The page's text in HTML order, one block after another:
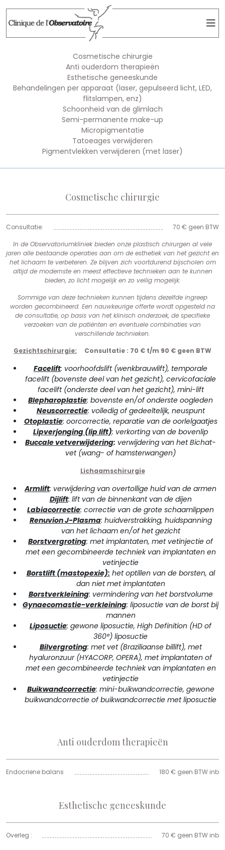
Cosmetische chirurgie
Anti ouderdom therapieën
Esthetische geneeskunde
Behandelingen per apparaat (laser, gepulseerd licht, LED,
flitslampen, enz)
Schoonheid van de glimlach
Semi-permanente make-up
Micropigmentatie
Tatoeages verwijderen
Pigmentvlekken verwijderen (met laser)
Cosmetische chirurgie
Consultatie:
70 € geen BTW
In de Observatoriumkliniek bieden onze plastisch chirurgen al vele
jaren alle bestaande operaties aan om de esthetiek van het gezicht en
het lichaam te verbeteren. Ze blijven zich voortdurend bijscholen om
altijd de modernste en meest effectieve technieken aan te kunnen
bieden, zo licht mogelijk en zo veilig mogelijk.
Sommige van deze technieken kunnen tijdens dezelfde ingreep
worden gecombineerd. Een nauwkeurige offerte wordt opgesteld na
de consultatie, op basis van het klinisch onderzoek, de specifieke
verzoeken van de patiënten en eventuele combinaties van
verschillende technieken.
Gezichtschirurgie: Consultatie : 70 € t/m 90 € geen BTW
Facelift: voorhoofdslift (wenkbrauwlift), temporale
facelift (bovenste deel van het gezicht), cervicofaciale
facelift (onderste deel van het gezicht), mini-lift
Blepharoplastie: bovenste en/of onderste oogleden
Neuscorrectie: volledig of gedeeltelijk, neuspunt
Otoplastie: oorcorrectie, reparatie van de oorlelgaatjes
Lipverjonging (lip lift): verkorting van de bovenlip
Buccale vetverwijdering: verwijdering van het Bichat-
vet (wang- of hamsterwangen)
Lichaamschirurgie
Armlift: verwijdering van overtollige huid van de armen
Dijlift: lift van de binnenkant van de dijen
Labiacorrectie: correctie van de grote schaamlippen
Renuvion J-Plasma: huidverstrakking, huidspanning
van het lichaam en/of het gezicht
Borstvergroting: met implantaten, met vetinjectie of
met een gecombineerde techniek van implantaten en
vetinjectie
Borstlift (mastopexie): het optillen van de borsten, al
dan niet met implantaten
Borstverkleining: vermindering van het borstvolume
Gynaecomastie-verkleining: liposuctie van de borst bij
mannen
Liposuctie: gewone liposuctie, High Definition (HD of
360°) liposuctie
Bilvergroting: met vet (Braziliaanse billift), met
hyaluronzuur (HYACORP, OPERA), met implantaten of
met een gecombineerde techniek van implantaten en
vetinjectie
Buikwandcorrectie: mini-buikwandcorrectie, gewone
buikwandcorrectie of buikwandcorrectie met liposuctie
Anti ouderdom therapieën
Endocriene balans 180 € geen BTW inb
Esthetische geneeskunde
Overleg : 70 € geen BTW inb